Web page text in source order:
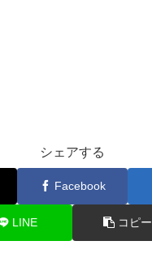
シェアする
Facebook
LINE コピー